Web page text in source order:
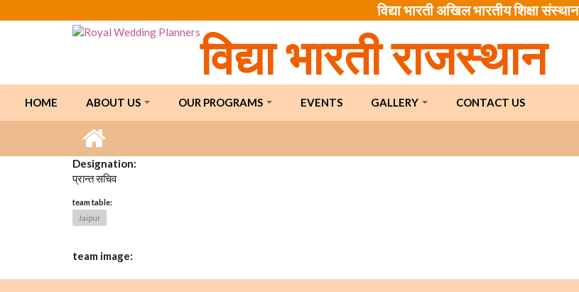
विद्या भारती अखिल भारतीय शिक्षा संस्थान
विद्या भारती राजस्थान
HOME ABOUT US OUR PROGRAMS EVENTS GALLERY CONTACT US
Designation:
प्रान्त सचिव
team table:
Jaipur
team image: